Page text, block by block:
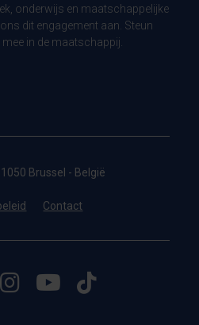
onderwijs en maatschappelijke
dit engagement aan. Steun
in de maatschappij.
Brussel - België
Contact